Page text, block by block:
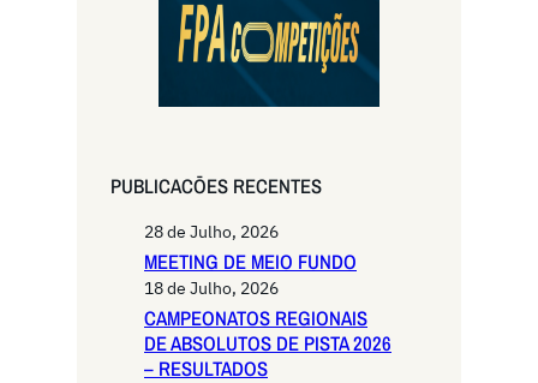
PUBLICACŌES RECENTES
28 de Julho, 2026
MEETING DE MEIO FUNDO
18 de Julho, 2026
CAMPEONATOS REGIONAIS
DE ABSOLUTOS DE PISTA 2026
– RESULTADOS